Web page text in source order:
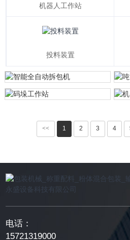
机器人工作站
投料装置
<< 1 2 3 4
电话：
15721319000